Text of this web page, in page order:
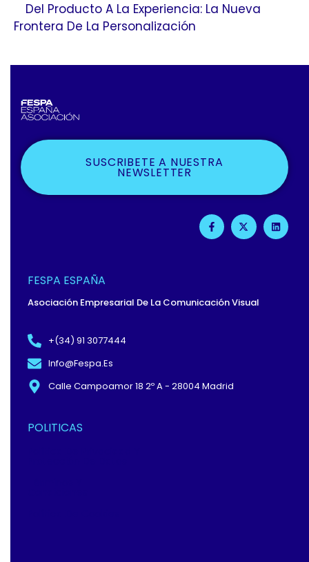
Del Producto A La Experiencia: La Nueva
Frontera De La Personalización
SUSCRIBETE A NUESTRA
NEWSLETTER
F
A
C
F
X
-
T
L
I
N
FESPA ESPAÑA
Asociación Empresarial De La Comunicación Visual
+(34) 91 3077444
Info@fespa.es
Calle Campoamor 18 2º A - 28004 Madrid
POLITICAS